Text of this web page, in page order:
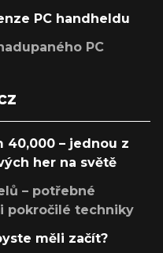
PC handheldu
PC
40,000 – jednou z
her na světě
– potřebné
pokročilé techniky
měli začít?